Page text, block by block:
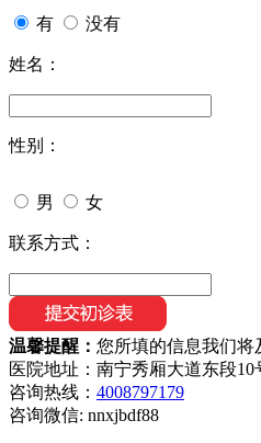
有 没有
姓名：
性别：
男 女
联系方式：
温馨提醒： 您所填的信息我们将
医院地址：南宁秀厢大道东段10
咨询热线： 4008797179
咨询微信: nnxjbdf88